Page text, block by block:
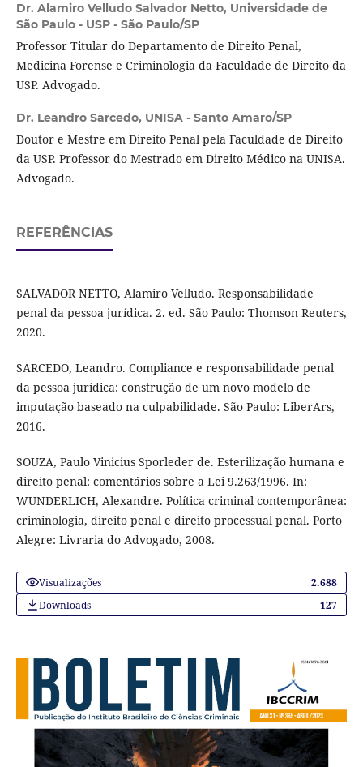
Dr. Alamiro Velludo Salvador Netto, Universidade de
São Paulo - USP - São Paulo/SP
Professor Titular do Departamento de Direito Penal,
Medicina Forense e Criminologia da Faculdade de Direito da
USP. Advogado.
Dr. Leandro Sarcedo, UNISA - Santo Amaro/SP
Doutor e Mestre em Direito Penal pela Faculdade de Direito
da USP. Professor do Mestrado em Direito Médico na UNISA.
Advogado.
REFERÊNCIAS
SALVADOR NETTO, Alamiro Velludo. Responsabilidade
penal da pessoa jurídica. 2. ed. São Paulo: Thomson Reuters,
2020.
SARCEDO, Leandro. Compliance e responsabilidade penal
da pessoa jurídica: construção de um novo modelo de
imputação baseado na culpabilidade. São Paulo: LiberArs,
2016.
SOUZA, Paulo Vinicius Sporleder de. Esterilização humana e
direito penal: comentários sobre a Lei 9.263/1996. In:
WUNDERLICH, Alexandre. Política criminal contemporânea:
criminologia, direito penal e direito processual penal. Porto
Alegre: Livraria do Advogado, 2008.
Visualizações
2.688
Downloads
127